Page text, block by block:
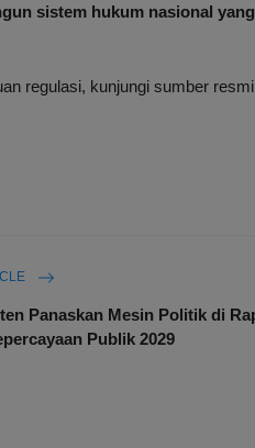
sistem hukum nasional
regulasi, kunjungi sumber
Panaskan Mesin Politik di
Publik 2029